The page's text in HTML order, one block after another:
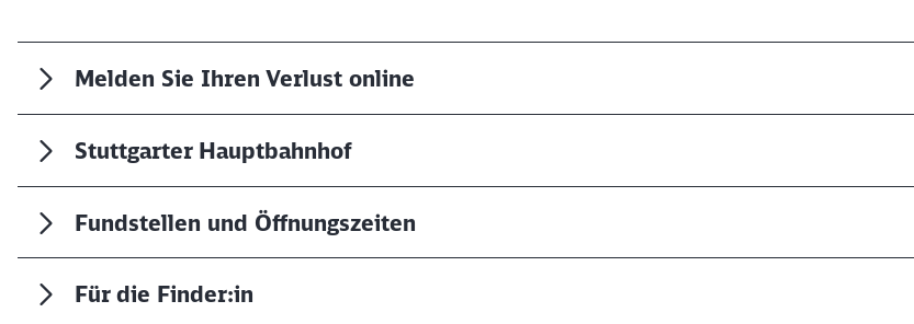
Melden Sie Ihren Verlust online
Stuttgarter Hauptbahnhof
Fundstellen und Öffnungszeiten
Für die Finder:in